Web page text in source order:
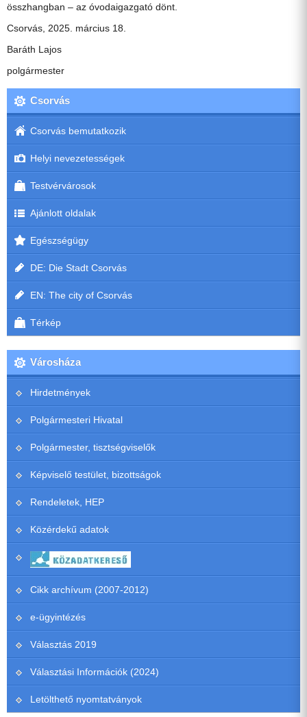
összhangban – az óvodaigazgató dönt.
Csorvás, 2025. március 18.
Baráth Lajos
polgármester
Csorvás
Csorvás bemutatkozik
Helyi nevezetességek
Testvérvárosok
Ajánlott oldalak
Egészségügy
DE: Die Stadt Csorvás
EN: The city of Csorvás
Térkép
Városháza
Hirdetmények
Polgármesteri Hivatal
Polgármester, tisztségviselők
Képviselő testület, bizottságok
Rendeletek, HEP
Közérdekű adatok
Cikk archívum (2007-2012)
e-ügyintézés
Választás 2019
Választási Információk (2024)
Letölthető nyomtatványok